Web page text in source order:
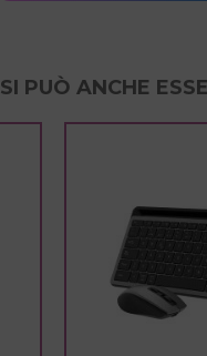
SI PUÒ ANCHE